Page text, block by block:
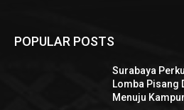
POPULAR POSTS
Surabaya
Lomba Pisang
Menuju